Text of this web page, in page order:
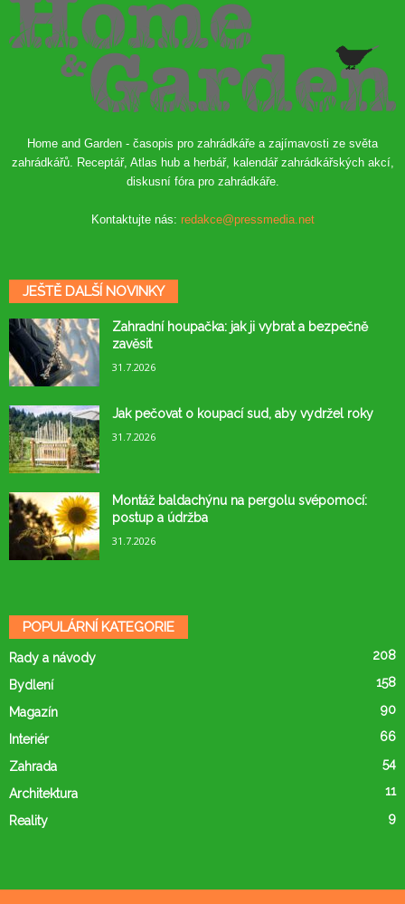
Home and Garden - časopis pro zahrádkáře a zajímavosti ze světa
zahrádkářů. Receptář, Atlas hub a herbář, kalendář zahrádkářských akcí,
diskusní fóra pro zahrádkáře.
Kontaktujte nás: redakce@pressmedia.net
JEŠTĚ DALŠÍ NOVINKY
Zahradní houpačka: jak ji vybrat a bezpečně
zavěsit
31.7.2026
Jak pečovat o koupací sud, aby vydržel roky
31.7.2026
Montáž baldachýnu na pergolu svépomocí:
postup a údržba
31.7.2026
POPULÁRNÍ KATEGORIE
Rady a návody 208
Bydlení 158
Magazín 90
Interiér 66
Zahrada 54
Architektura 11
Reality 9